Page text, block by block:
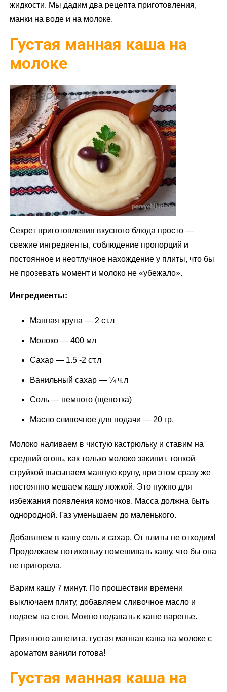
жидкости. Мы дадим два рецепта приготовления,
манки на воде и на молоке.
Густая манная каша на
молоке
Секрет приготовления вкусного блюда просто —
свежие ингредиенты, соблюдение пропорций и
постоянное и неотлучное нахождение у плиты, что бы
не прозевать момент и молоко не «убежало».
Ингредиенты:
Манная крупа — 2 ст.л
Молоко — 400 мл
Сахар — 1.5 -2 ст.л
Ванильный сахар — ¼ ч.л
Соль — немного (щепотка)
Масло сливочное для подачи — 20 гр.
Молоко наливаем в чистую кастрюльку и ставим на
средний огонь, как только молоко закипит, тонкой
струйкой высыпаем манную крупу, при этом сразу же
постоянно мешаем кашу ложкой. Это нужно для
избежания появления комочков. Масса должна быть
однородной. Газ уменьшаем до маленького.
Добавляем в кашу соль и сахар. От плиты не отходим!
Продолжаем потихоньку помешивать кашу, что бы она
не пригорела.
Варим кашу 7 минут. По прошествии времени
выключаем плиту, добавляем сливочное масло и
подаем на стол. Можно подавать к каше варенье.
Приятного аппетита, густая манная каша на молоке с
ароматом ванили готова!
Густая манная каша на